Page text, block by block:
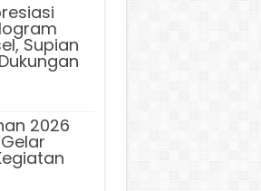
Supian
2026